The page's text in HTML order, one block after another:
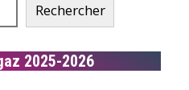
Rechercher
2025-2026